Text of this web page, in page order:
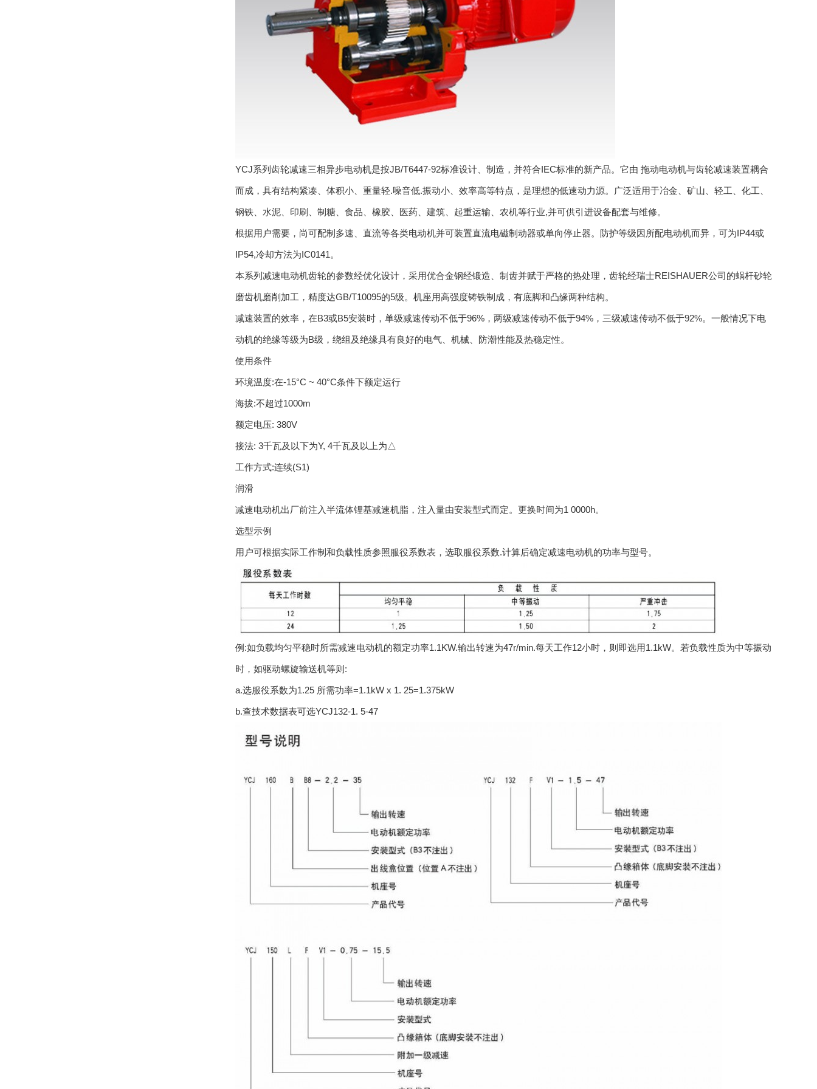
YCJ系列齿轮减速三相异步电动机是按JB/T6447-92标准设计、制造，并符合IEC标准的新产品。它由 拖动电动机与齿轮减速装置耦合
而成，具有结构紧凑、体积小、重量轻.噪音低.振动小、效率高等特点，是理想的低速动力源。广泛适用于冶金、矿山、轻工、化工、
钢铁、水泥、印刷、制糖、食品、橡胶、医药、建筑、起重运输、农机等行业,并可供引进设备配套与维修。
根据用户需要，尚可配制多速、直流等各类电动机并可装置直流电磁制动器或单向停止器。防护等级因所配电动机而异，可为IP44或
IP54,冷却方法为IC0141。
本系列减速电动机齿轮的参数经优化设计，采用优合金钢经锻造、制齿并赋于严格的热处理，齿轮经瑞士REISHAUER公司的蜗杆砂轮
磨齿机磨削加工，精度达GB/T10095的5级。机座用高强度铸铁制成，有底脚和凸缘两种结构。
减速装置的效率，在B3或B5安装时，单级减速传动不低于96%，两级减速传动不低于94%，三级减速传动不低于92%。一般情况下电
动机的绝缘等级为B级，绕组及绝缘具有良好的电气、机械、防潮性能及热稳定性。
使用条件
环境温度:在-15°C ~ 40°C条件下额定运行
海拔:不超过1000m
额定电压: 380V
接法: 3千瓦及以下为Y, 4千瓦及以上为△
工作方式:连续(S1)
润滑
减速电动机出厂前注入半流体锂基减速机脂，注入量由安装型式而定。更换时间为1 0000h。
选型示例
用户可根据实际工作制和负载性质参照服役系数表，选取服役系数.计算后确定减速电动机的功率与型号。
例:如负载均匀平稳时所需减速电动机的额定功率1.1KW.输出转速为47r/min.每天工作12小时，则即选用1.1kW。若负载性质为中等振动
时，如驱动螺旋输送机等则:
a.选服役系数为1.25 所需功率=1.1kW x 1. 25=1.375kW
b.查技术数据表可选YCJ132-1. 5-47